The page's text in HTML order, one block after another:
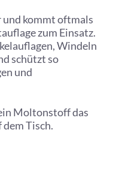
kommt oftmals
zum Einsatz.
Windeln
schützt so
und
Moltonstoff das
Tisch.